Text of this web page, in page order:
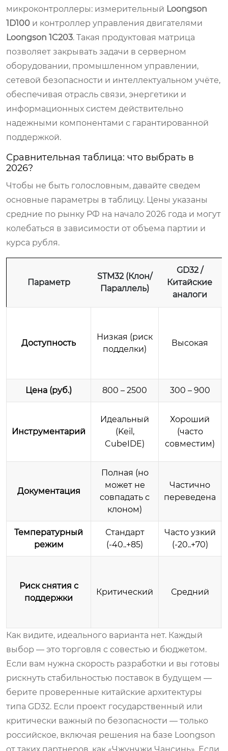
микроконтроллеры: измерительный Loongson
1D100 и контроллер управления двигателями
Loongson 1C203. Такая продуктовая матрица
позволяет закрывать задачи в серверном
оборудовании, промышленном управлении,
сетевой безопасности и интеллектуальном учёте,
обеспечивая отрасль связи, энергетики и
информационных систем действительно
надежными компонентами с гарантированной
поддержкой.
Сравнительная таблица: что выбрать в
2026?
Чтобы не быть голословным, давайте сведем
основные параметры в таблицу. Цены указаны
средние по рынку РФ на начало 2026 года и могут
колебаться в зависимости от объема партии и
курса рубля.
Параметр
STM32 (Клон/
Параллель)
GD32 /
Китайские
аналоги
Доступность
Низкая (риск
подделки)
Высокая
Цена (руб.) 800 – 2500 300 – 900
Инструментарий
Идеальный
(Keil,
CubeIDE)
Хороший
(часто
совместим)
Документация
Полная (но
может не
совпадать с
клоном)
Частично
переведена
Температурный
режим
Стандарт
(-40..+85)
Часто узкий
(-20..+70)
Риск снятия с
поддержки
Критический Средний
Как видите, идеального варианта нет. Каждый
выбор — это торговля с совестью и бюджетом.
Если вам нужна скорость разработки и вы готовы
рискнуть стабильностью поставок в будущем —
берите проверенные китайские архитектуры
типа GD32. Если проект государственный или
критически важный по безопасности — только
российское, включая решения на базе Loongson
от таких партнеров, как «Чжунчжи Чансинь». Если